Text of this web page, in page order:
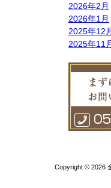
2026年2月
2026年1月
2025年12
2025年11
2025年8月
2025年7月
2025年6月
2025年5月
2025年4月
2025年1月
Copyright © 2026